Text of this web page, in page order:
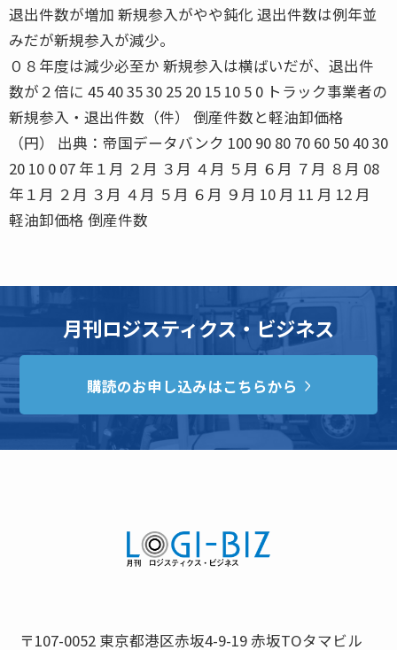
退出件数が増加 新規参入がやや鈍化 退出件数は例年並
みだが新規参入が減少。
０８年度は減少必至か 新規参入は横ばいだが、退出件
数が２倍に 45 40 35 30 25 20 15 10 5 0 トラック事業者の
新規参入・退出件数（件） 倒産件数と軽油卸価格
（円） 出典：帝国データバンク 100 90 80 70 60 50 40 30
20 10 0 07 年１月 ２月 ３月 ４月 ５月 ６月 ７月 ８月 08
年１月 ２月 ３月 ４月 ５月 ６月 ９月 10 月 11 月 12 月
軽油卸価格 倒産件数
月刊ロジスティクス・ビジネス
購読のお申し込みはこちらから
〒107-0052 東京都港区赤坂4-9-19 赤坂TOタマビル